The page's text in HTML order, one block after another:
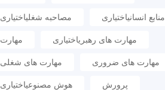
مصاحبه شغلیاختیاری منابع انسانیاختیاری
مهارت مهارت های رهبریاختیاری
مهارت های شغلی مهارت های ضروری
هوش مصنوعیاختیاری پرورش